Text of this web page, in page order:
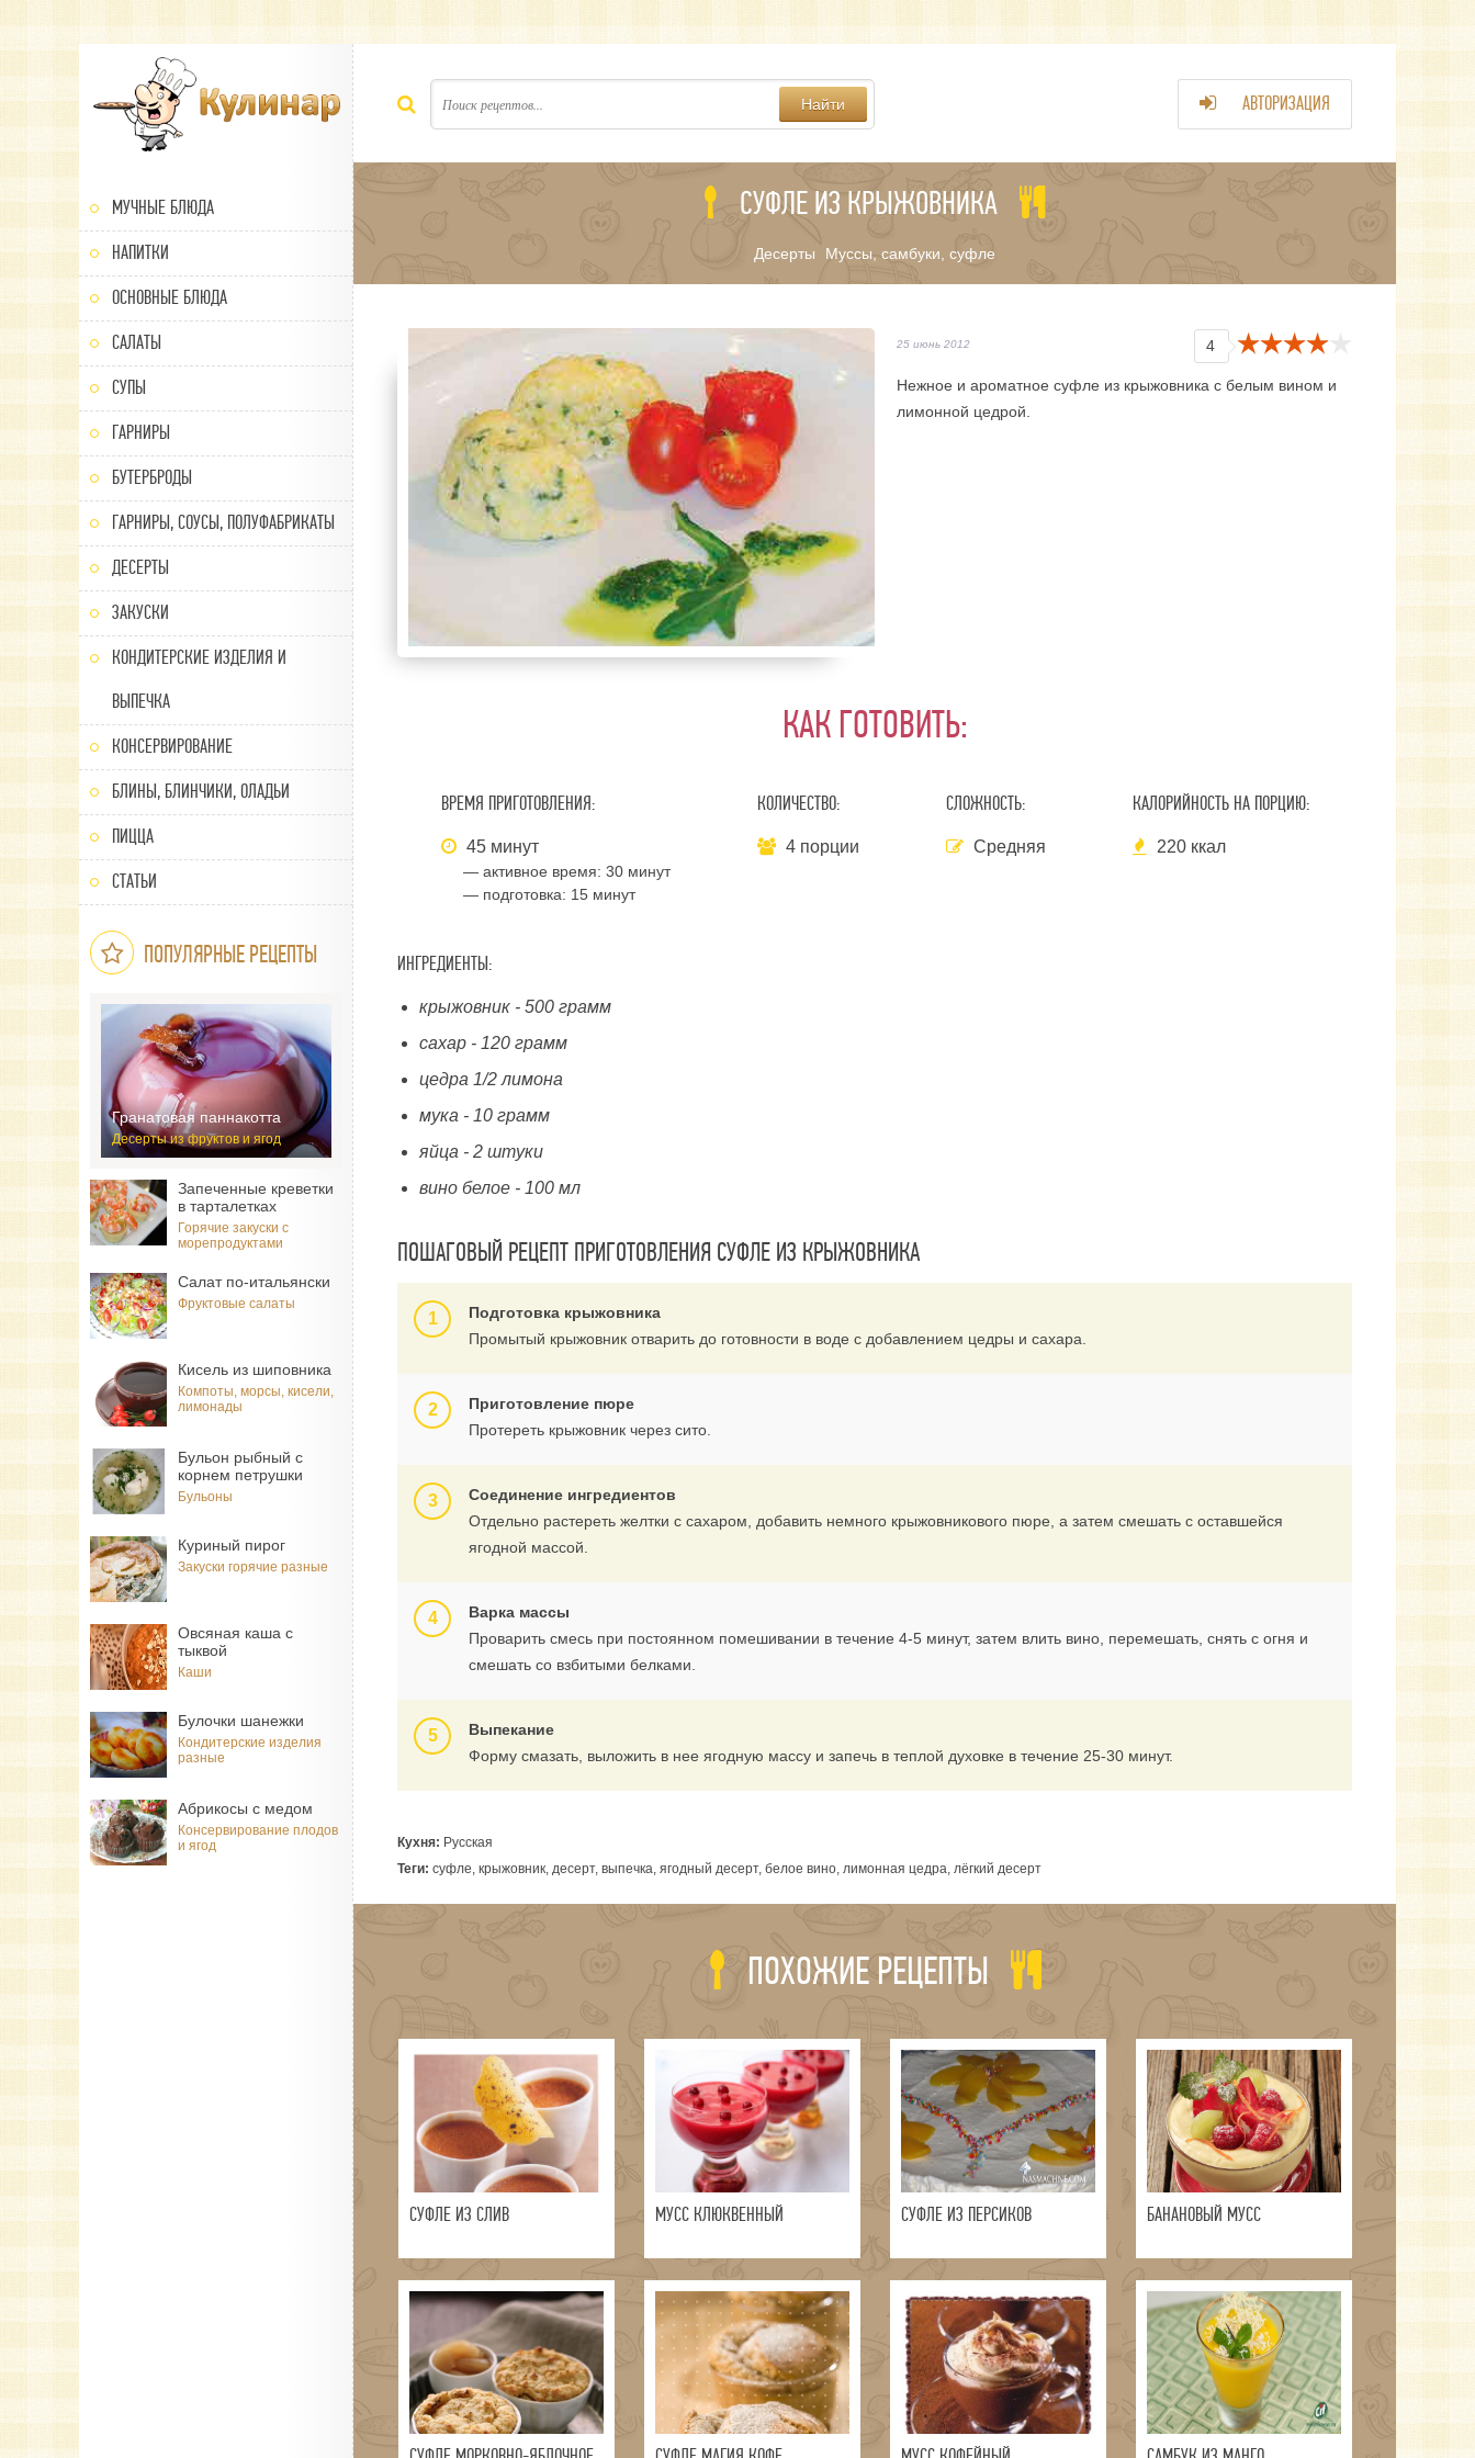
МУЧНЫЕ БЛЮДА
НАПИТКИ
ОСНОВНЫЕ БЛЮДА
САЛАТЫ
СУПЫ
ГАРНИРЫ
БУТЕРБРОДЫ
ГАРНИРЫ, СОУСЫ, ПОЛУФАБРИКАТЫ
ДЕСЕРТЫ
ЗАКУСКИ
КОНДИТЕРСКИЕ ИЗДЕЛИЯ И
ВЫПЕЧКА
КОНСЕРВИРОВАНИЕ
БЛИНЫ, БЛИНЧИКИ, ОЛАДЬИ
ПИЦЦА
СТАТЬИ
ПОПУЛЯРНЫЕ РЕЦЕПТЫ
Гранатовая паннакотта
Десерты из фруктов и ягод
Запеченные креветки
в тарталетках
Горячие закуски с
морепродуктами
Салат по-итальянски
Фруктовые салаты
Кисель из шиповника
Компоты, морсы, кисели,
лимонады
Бульон рыбный с
корнем петрушки
Бульоны
Куриный пирог
Закуски горячие разные
Овсяная каша с
тыквой
Каши
Булочки шанежки
Кондитерские изделия
разные
Абрикосы с медом
Консервирование плодов
и ягод
Найти АВТОРИЗАЦИЯ
СУФЛЕ ИЗ КРЫЖОВНИКА
Десерты Муссы, самбуки, суфле
25 июнь 2012 4
Нежное и ароматное суфле из крыжовника с белым вином и
лимонной цедрой.
КАК ГОТОВИТЬ:
ВРЕМЯ ПРИГОТОВЛЕНИЯ:
45 минут
— активное время: 30 минут
— подготовка: 15 минут
КОЛИЧЕСТВО:
4 порции
СЛОЖНОСТЬ:
Средняя
КАЛОРИЙНОСТЬ НА ПОРЦИЮ:
220 ккал
ИНГРЕДИЕНТЫ:
крыжовник - 500 грамм
сахар - 120 грамм
цедра 1/2 лимона
мука - 10 грамм
яйца - 2 штуки
вино белое - 100 мл
ПОШАГОВЫЙ РЕЦЕПТ ПРИГОТОВЛЕНИЯ СУФЛЕ ИЗ КРЫЖОВНИКА
Подготовка крыжовника
Промытый крыжовник отварить до готовности в воде с добавлением цедры и сахара.
Приготовление пюре
Протереть крыжовник через сито.
Соединение ингредиентов
Отдельно растереть желтки с сахаром, добавить немного крыжовникового пюре, а затем смешать с оставшейся
ягодной массой.
Варка массы
Проварить смесь при постоянном помешивании в течение 4-5 минут, затем влить вино, перемешать, снять с огня и
смешать со взбитыми белками.
Выпекание
Форму смазать, выложить в нее ягодную массу и запечь в теплой духовке в течение 25-30 минут.
Кухня: Русская
Теги: суфле, крыжовник, десерт, выпечка, ягодный десерт, белое вино, лимонная цедра, лёгкий десерт
ПОХОЖИЕ РЕЦЕПТЫ
СУФЛЕ ИЗ СЛИВ МУСС КЛЮКВЕННЫЙ СУФЛЕ ИЗ ПЕРСИКОВ БАНАНОВЫЙ МУСС